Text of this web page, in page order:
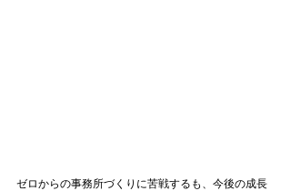
ゼロからの事務所づくりに苦戦するも、今後の成長